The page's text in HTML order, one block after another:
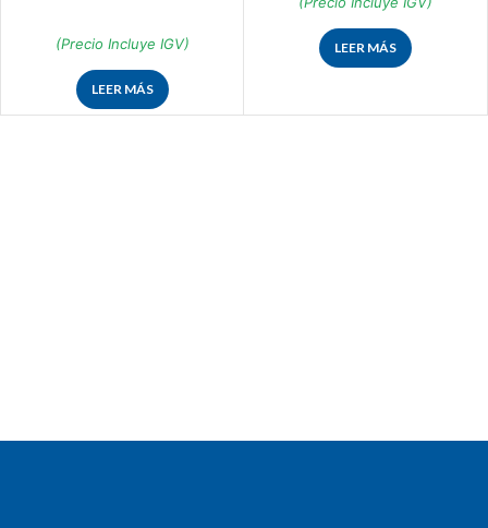
(Precio Incluye IGV)
LEER MÁS
LEER MÁS